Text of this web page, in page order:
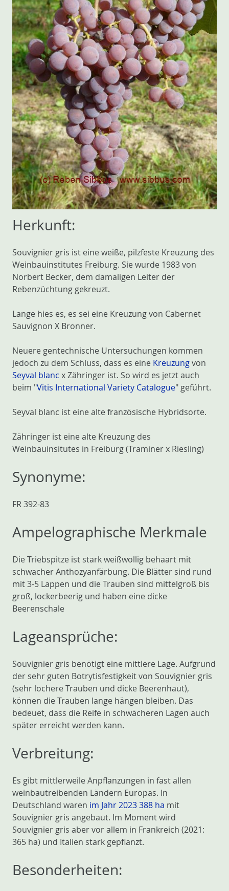
Herkunft:
Souvignier gris ist eine weiße, pilzfeste Kreuzung des
Weinbauinstitutes Freiburg. Sie wurde 1983 von
Norbert Becker, dem damaligen Leiter der
Rebenzüchtung gekreuzt.
Lange hies es, es sei eine Kreuzung von Cabernet
Sauvignon X Bronner.
Neuere gentechnische Untersuchungen kommen
jedoch zu dem Schluss, dass es eine Kreuzungvon
Seyval blanc x Zähringer ist. So wird es jetzt auch
beim "Vitis International Variety Catalogue" geführt.
Seyval blanc ist eine alte französische Hybridsorte.
Zähringer ist eine alte Kreuzung des
Weinbauinsitutes in Freiburg (Traminer x Riesling)
Synonyme:
FR 392-83
Ampelographische Merkmale
Die Triebspitze ist stark weißwollig behaart mit
schwacher Anthozyanfärbung. Die Blätter sind rund
mit 3-5 Lappen und die Trauben sind mittelgroß bis
groß, lockerbeerig und haben eine dicke
Beerenschale
Lageansprüche:
Souvignier gris benötigt eine mittlere Lage. Aufgrund
der sehr guten Botrytisfestigkeit von Souvignier gris
(sehr lochere Trauben und dicke Beerenhaut),
können die Trauben lange hängen bleiben. Das
bedeuet, dass die Reife in schwächeren Lagen auch
später erreicht werden kann.
Verbreitung:
Es gibt mittlerweile Anpflanzungen in fast allen
weinbautreibenden Ländern Europas. In
Deutschland waren im Jahr 2023 388 ha mit
Souvignier gris angebaut. Im Moment wird
Souvignier gris aber vor allem in Frankreich (2021:
365 ha) und Italien stark gepflanzt.
Besonderheiten: